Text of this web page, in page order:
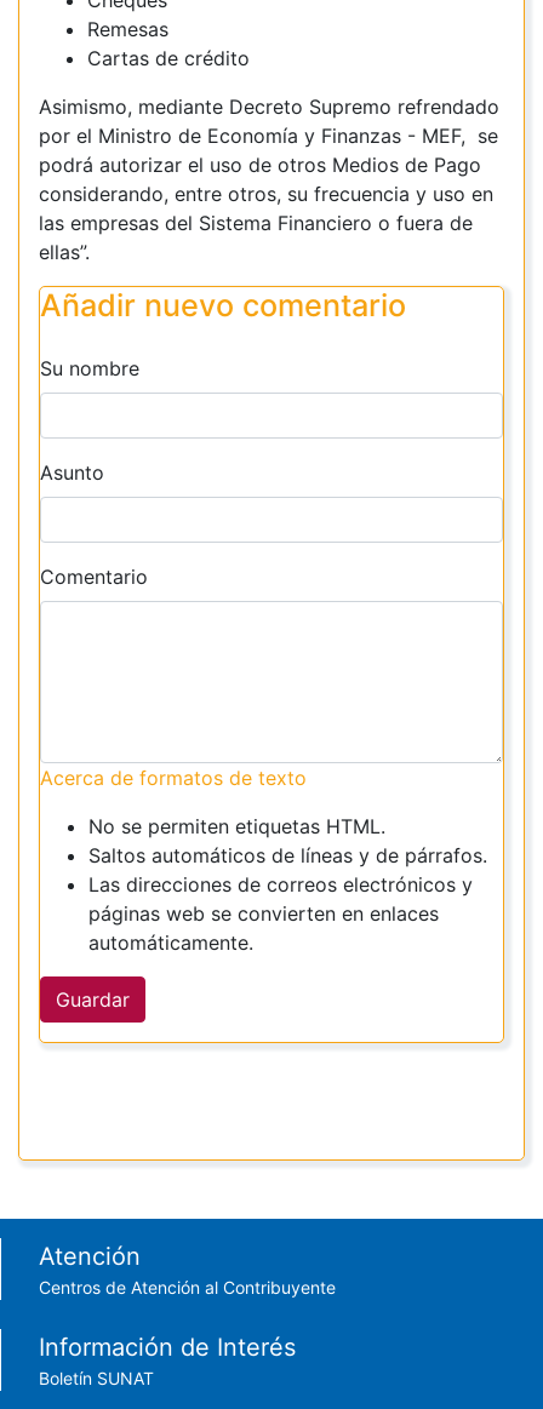
Remesas
Cartas de crédito
Asimismo, mediante Decreto Supremo refrendado
por el Ministro de Economía y Finanzas - MEF, se
podrá autorizar el uso de otros Medios de Pago
considerando, entre otros, su frecuencia y uso en
las empresas del Sistema Financiero o fuera de
ellas”.
Añadir nuevo comentario
Su nombre
Asunto
Comentario
Acerca de formatos de texto
No se permiten etiquetas HTML.
Saltos automáticos de líneas y de párrafos.
Las direcciones de correos electrónicos y
páginas web se convierten en enlaces
automáticamente.
Guardar
Footer menu
Atención
Centros de Atención al Contribuyente
Información de Interés
Boletín SUNAT